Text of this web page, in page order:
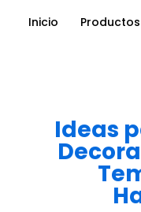
Inicio Productos
Ideas